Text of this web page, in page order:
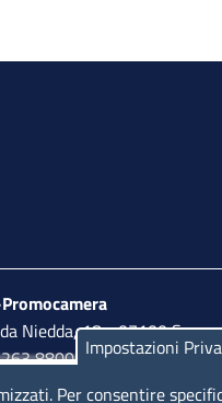
Niedda, 18 - 07100
8800 | Fax 079 2638810
Impostazioni
Per consentire